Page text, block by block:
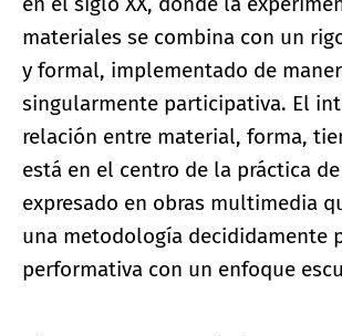
materiales se combina con un
y formal, implementado de
singularmente participativa. El
relación entre material, forma,
está en el centro de la práctica
expresado en obras multimedia
una metodología decididamente
performativa con un enfoque